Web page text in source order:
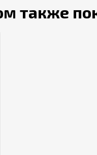
также